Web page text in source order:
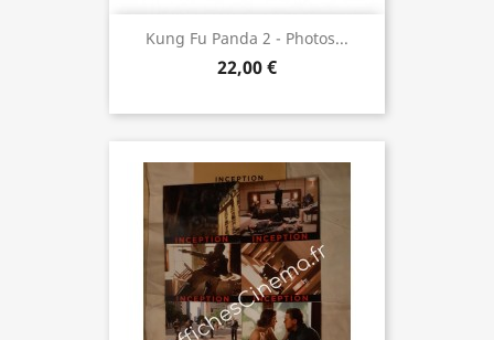
Kung Fu Panda 2 - Photos...
22,00 €